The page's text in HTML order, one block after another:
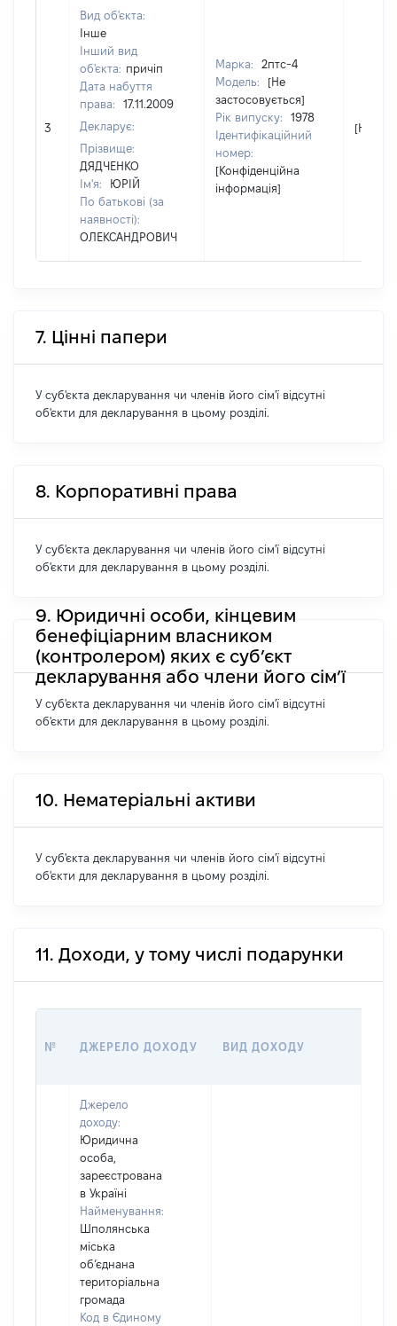
3
Вид об'єкта:
Інше
Інший вид
об'єкта: причіп
Дата набуття
права:
17.11.2009
Декларує:
Прізвище:
ДЯДЧЕНКО
Ім'я:
ЮРІЙ
По батькові (за
наявності):
ОЛЕКСАНДРОВИЧ
Марка:
2птс-4
Модель:
[Не
застосовується]
Рік випуску:
1978
Ідентифікаційний
номер:
[Конфіденційна
інформація]
[Не
7. Цінні папери
У суб'єкта декларування чи членів його сім'ї відсутні
об'єкти для декларування в цьому розділі.
8. Корпоративні права
У суб'єкта декларування чи членів його сім'ї відсутні
об'єкти для декларування в цьому розділі.
9. Юридичні особи, кінцевим
бенефіціарним власником
(контролером) яких є суб’єкт
декларування або члени його сім’ї
У суб'єкта декларування чи членів його сім'ї відсутні
об'єкти для декларування в цьому розділі.
10. Нематеріальні активи
У суб'єкта декларування чи членів його сім'ї відсутні
об'єкти для декларування в цьому розділі.
11. Доходи, у тому числі подарунки
№ ДЖЕРЕЛО ДОХОДУ ВИД ДОХОДУ
Джерело
доходу:
Юридична
особа,
зареєстрована
в Україні
Найменування:
Шполянська
міська
об’єднана
територіальна
громада
Код в Єдиному